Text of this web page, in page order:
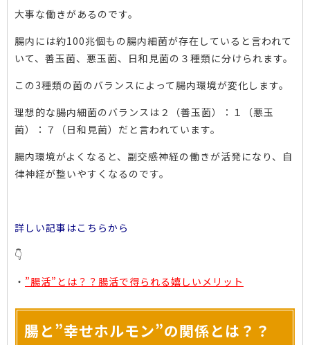
大事な働きがあるのです。
腸内には約100兆個もの腸内細菌が存在していると言われて
いて、善玉菌、悪玉菌、日和見菌の３種類に分けられます。
この3種類の菌のバランスによって腸内環境が変化します。
理想的な腸内細菌のバランスは２（善玉菌）：１（悪玉
菌）：７（日和見菌）だと言われています。
腸内環境がよくなると、副交感神経の働きが活発になり、自
律神経が整いやすくなるのです。
詳しい記事はこちらから
👇
・ ”腸活”とは？？腸活で得られる嬉しいメリット
腸と”幸せホルモン”の関係とは？？